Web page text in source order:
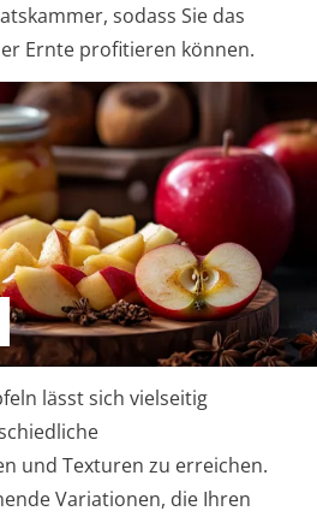
sodass Sie das
Ernte profitieren können.
lässt sich vielseitig
und Texturen zu erreichen.
Variationen, die Ihren